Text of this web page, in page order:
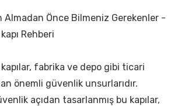
Almadan Önce Bilmeniz Gerekenler -
Rehberi
fabrika ve depo gibi ticari
önemli güvenlik unsurlarıdır.
açıdan tasarlanmış bu kapılar,